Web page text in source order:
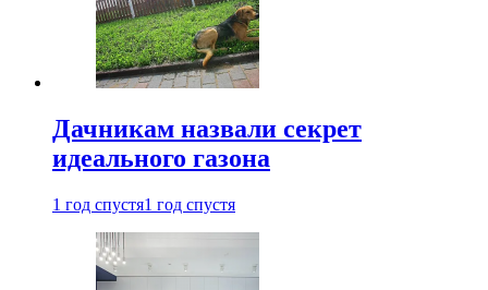
Дачникам назвали секрет
идеального газона
1 год спустя1 год спустя